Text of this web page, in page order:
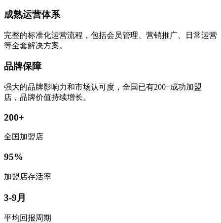
成熟运营体系
完整的标准化运营流程，包括会员管理、营销推广、日常运营
等全套解决方案。
品牌保障
强大的品牌影响力和市场认可度，全国已有200+成功加盟
店，品牌价值持续增长。
200+
全国加盟店
95%
加盟店存活率
3-9月
平均回报周期